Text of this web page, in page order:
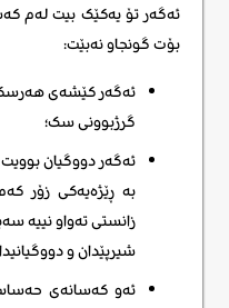
ئەگەر تۆ یەکێک بیت لەم
بۆت گونجاو نەبێت:
ئەگەر کێشەی
گرژبوونی سک؛
ئەگەر دووگیان
بە ڕێژەیەکی زۆر
زانستی تەواو نییە
شیرپێدان و
ئەو کەسانەی